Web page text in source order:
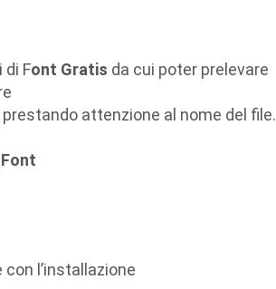
Font Gratis da cui poter prelevare
prestando attenzione al nome del file.
l’installazione